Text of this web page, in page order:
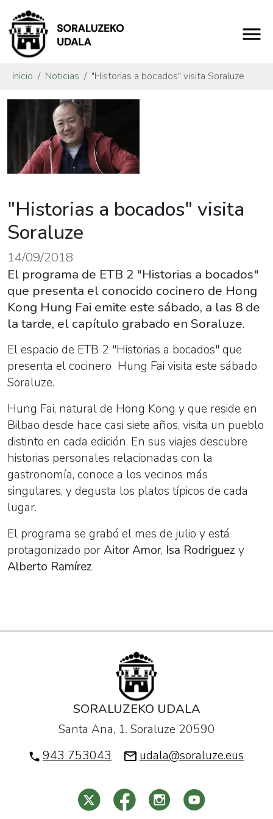
Inicio Noticias "Historias a bocados" visita Soraluze
"Historias a bocados" visita
Soraluze
14/09/2018
El programa de ETB 2 "Historias a bocados"
que presenta el conocido cocinero de Hong
Kong Hung Fai emite este sábado, a las 8 de
la tarde, el capítulo grabado en Soraluze.
El espacio de ETB 2 "Historias a bocados" que
presenta el cocinero Hung Fai visita este sábado
Soraluze.
Hung Fai, natural de Hong Kong y que reside en
Bilbao desde hace casi siete años, visita un pueblo
distinto en cada edición. En sus viajes descubre
historias personales relacionadas con la
gastronomía, conoce a los vecinos más
singulares, y degusta los platos típicos de cada
lugar.
El programa se grabó el mes de julio y está
protagonizado porAitorAmor, Isa Rodriguez y
Alberto Ramírez.
SORALUZEKO UDALA
Santa Ana, 1. Soraluze 20590
943 753043
udala@soraluze.eus